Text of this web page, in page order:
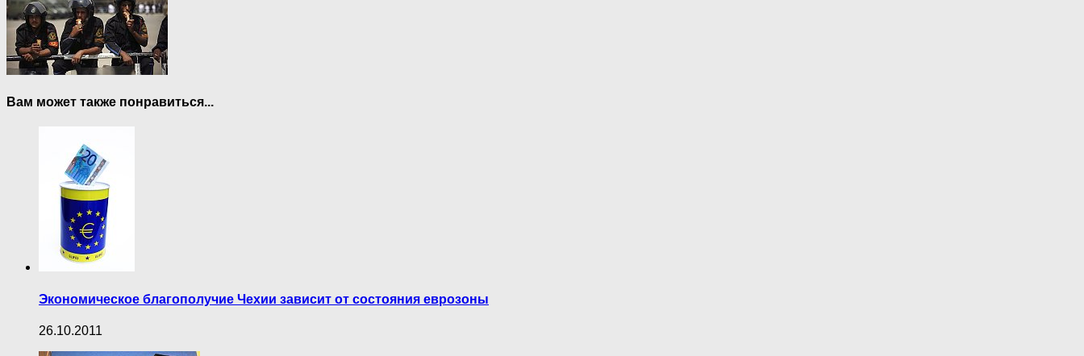
Вам может также понравиться...
Экономическое благополучие Чехии зависит от состояния еврозоны
26.10.2011